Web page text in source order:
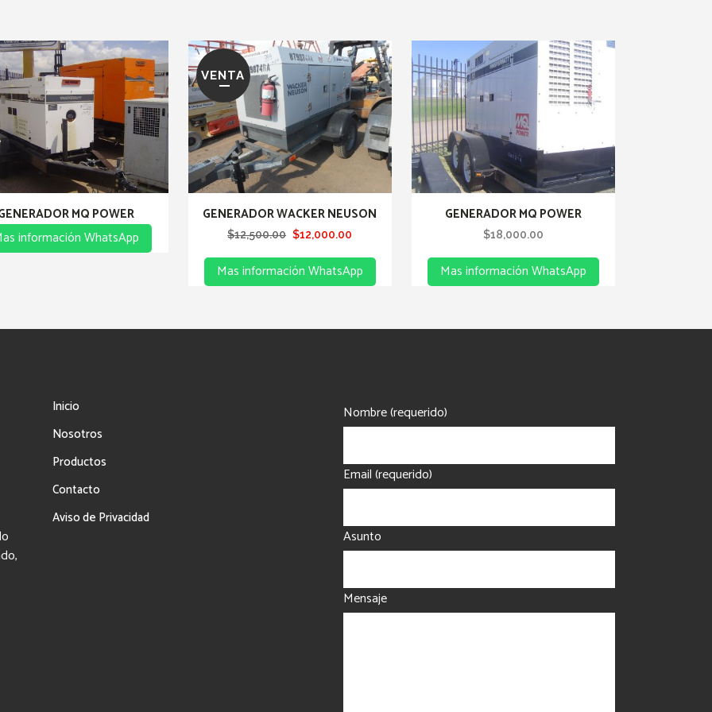
MQ POWER
información WhatsApp
VENTA
GENERADOR WACKER NEUSON
$12,500.00 Original
was:
$12,000.00
is:
Mas información WhatsApp
GENERADOR MQ POWER
$18,000.00
Mas información WhatsApp
Inicio
Nosotros
Productos
Contacto
Aviso de Privacidad
Nombre (requerido)
Email (requerido)
Asunto
Mensaje